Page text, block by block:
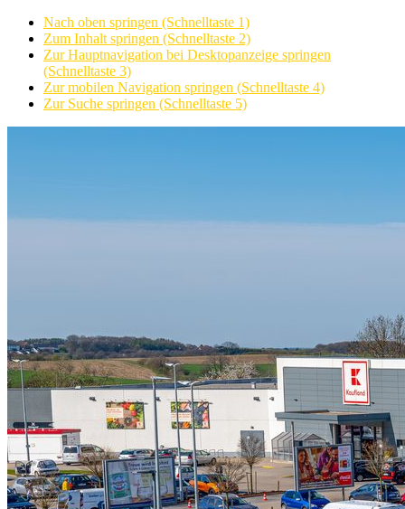
Nach oben springen (Schnelltaste 1)
Zum Inhalt springen (Schnelltaste 2)
Zur Hauptnavigation bei Desktopanzeige springen
(Schnelltaste 3)
Zur mobilen Navigation springen (Schnelltaste 4)
Zur Suche springen (Schnelltaste 5)